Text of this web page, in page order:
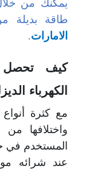
يمكنك من
طاقة بديلة
الامارات.
كيف تحصل
الكهرباء
مع كثرة
واختلافها
المستخدم في
عند شرائه